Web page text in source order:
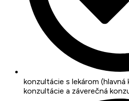
konzultácie s lekárom (hlavná
konzultácie a záverečná